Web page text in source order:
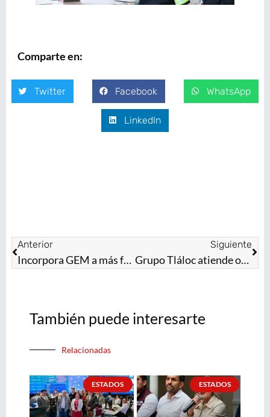
Comparte en:
Twitter Facebook WhatsApp
LinkedIn
Anterior
Incorpora GEM a más familias de víctimas de feminicidio y desaparición a los programas de la Comisión Ejecutiva de Atención a Víctimas del Estado de México
Siguiente
Grupo Tláloc atiende oportunamente encharcamientos en Nezahualcóyotl, La Paz y San Mateo Atenco
También puede interesarte
Relacionadas
ESTADOS ESTADOS